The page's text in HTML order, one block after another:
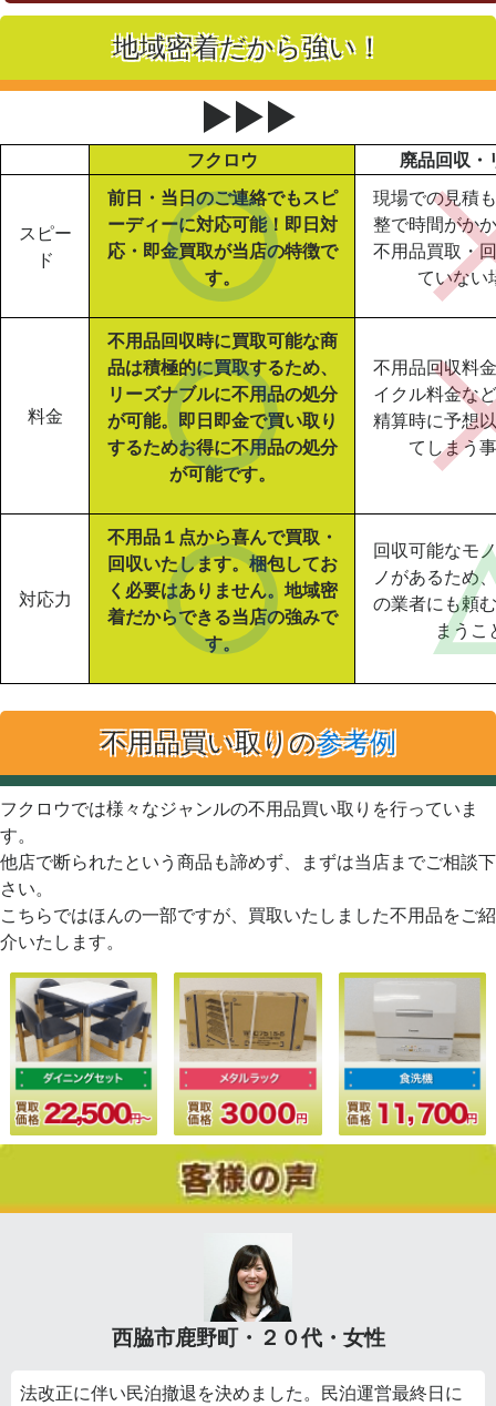
地域密着だから強い！
▶▶▶
フクロウ 廃品回収・
スピー
ド
前日・当日のご連絡でもスピ
ーディーに対応可能！即日対
応・即金買取が当店の特徴で
す。
現場での見積
整で時間がか
不用品買取・
ていない
料金
不用品回収時に買取可能な商
品は積極的に買取するため、
リーズナブルに不用品の処分
が可能。即日即金で買い取り
するためお得に不用品の処分
が可能です。
不用品回収料
イクル料金な
精算時に予想
てしまう
対応力
不用品１点から喜んで買取・
回収いたします。梱包してお
く必要はありません。地域密
着だからできる当店の強みで
す。
回収可能なモ
ノがあるため
の業者にも頼
まうこ
不用品買い取りの参考例
フクロウでは様々なジャンルの不用品買い取りを行っていま
す。
他店で断られたという商品も諦めず、まずは当店までご相談下
さい。
こちらではほんの一部ですが、買取いたしました不用品をご紹
介いたします。
西脇市鹿野町・２０代・女性
法改正に伴い民泊撤退を決めました。民泊運営最終日に